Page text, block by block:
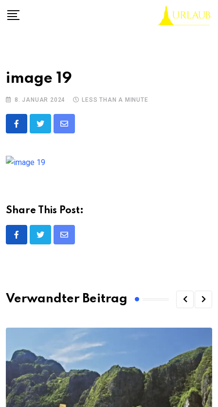
image 19
8. JANUAR 2024 LESS THAN A MINUTE
Share
Share This Post:
Share
Verwandter Beitrag